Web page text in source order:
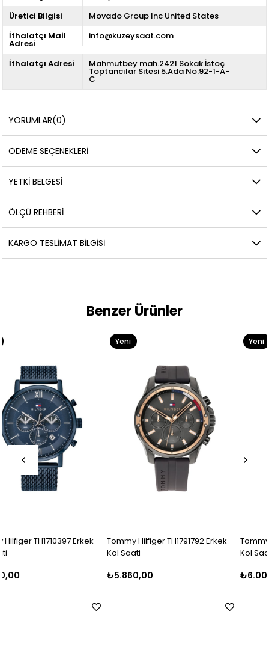
Üretici Bilgisi
Movado Group Inc United States
İthalatçı Mail
Adresi
info@kuzeysaat.com
İthalatçı Adresi Mahmutbey mah.2421 Sokak.İstoç
Toptancılar Sitesi 5.Ada No:92-1-A-
C
YORUMLAR(0)
ÖDEME SEÇENEKLERI
YETKİ BELGESİ
ÖLÇÜ REHBERI
KARGO TESLIMAT BILGISI
Benzer Ürünler
Tommy Hilfiger TH1791792 Erkek
₺5.860,00
Tommy Hilfiger TH1710396 Erkek
₺6.000,00